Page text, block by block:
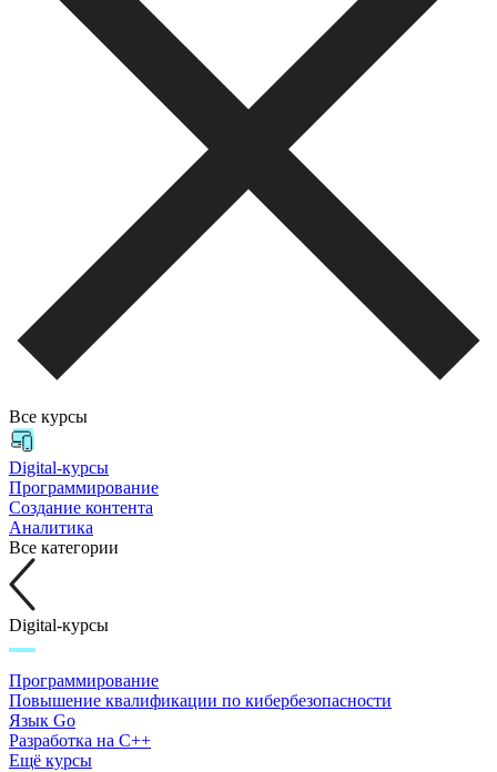
Все курсы
Digital-курсы
Программирование
Создание контента
Аналитика
Все категории
Digital-курсы
Программирование
Повышение квалификации по кибербезопасности
Язык Go
Разработка на C++
Ещё курсы